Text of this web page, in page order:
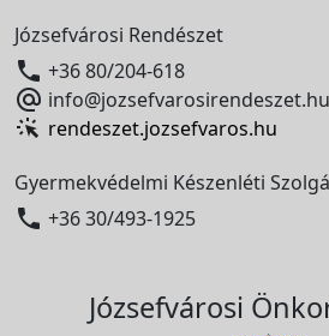
Józsefvárosi Rendészet
 +36 80/204-618
 info@jozsefvarosirendeszet.hu
rendeszet.jozsefvaros.hu
Gyermekvédelmi Készenléti
 +36 30/493-1925
Józsefvárosi